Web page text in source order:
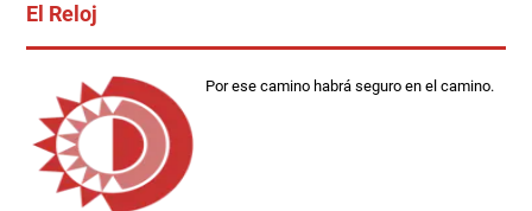
El Reloj
Por ese camino habrá seguro en el camino.